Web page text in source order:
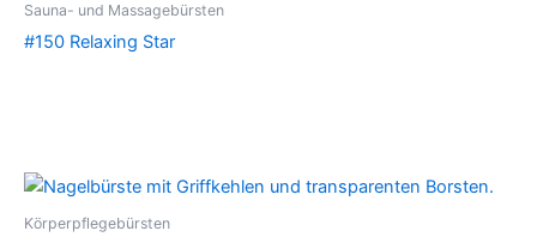
Sauna- und Massagebürsten
#150 Relaxing Star
Körperpflegebürsten